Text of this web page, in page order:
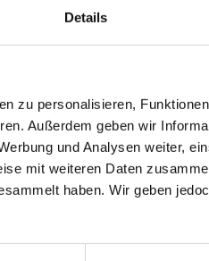
Details
zu personalisieren,
Außerdem geben wir
und Analysen weiter,
mit weiteren Daten
haben. Wir geben